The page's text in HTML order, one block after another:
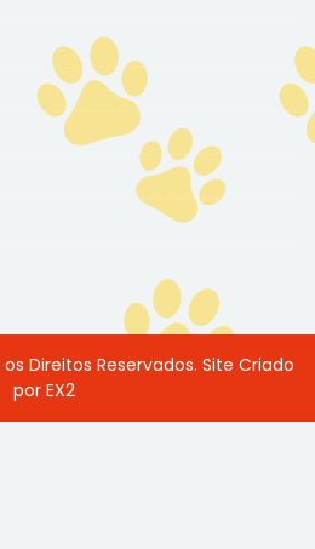
Direitos Reservados. Site Criado
por EX2